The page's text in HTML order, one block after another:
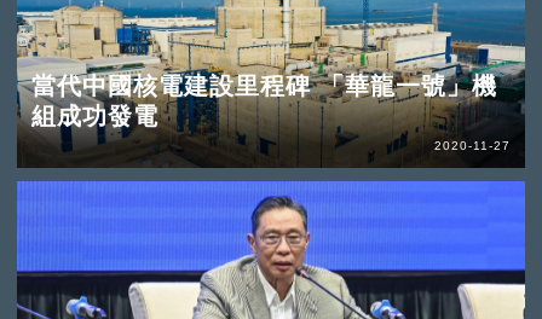
當代中國核電建設里程碑 「華龍一號」機
組成功發電
2020-11-27